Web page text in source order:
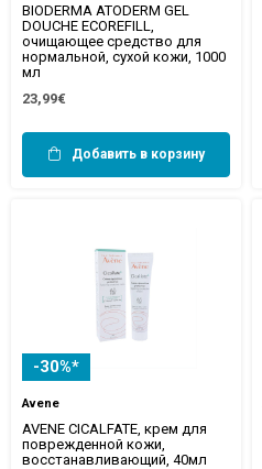
BIODERMA ATODERM GEL
DOUCHE ECOREFILL,
очищающее средство для
нормальной, сухой кожи, 1000
мл
23,99€
Добавить в корзину
-30%*
Avene
AVENE CICALFATE, крем для
поврежденной кожи,
восстанавливающий, 40мл